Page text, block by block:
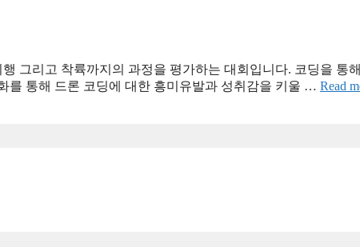
그리고 착륙까지의 과정을 평가하는 대회입니다. 코딩을 통
를 통해 드론 코딩에 대한 흥미유발과 성취감을 키울 … Read